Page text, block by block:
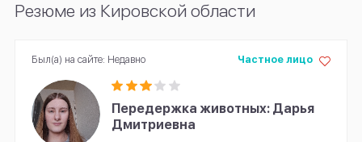
Резюме из Кировской области
Передержка животных: Дарья
Дмитриевна
Частное лицо
Был(а) на сайте: Недавно